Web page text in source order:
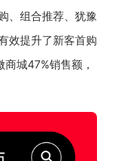
、组合推荐、犹豫
效提升了新客首购
城47%销售额，